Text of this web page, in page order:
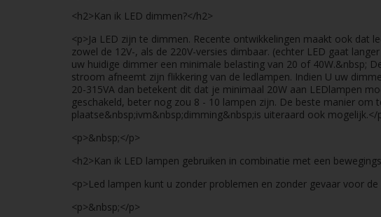
<h2>Kan ik LED dimmen?</h2>
<p>Ja LED zijn te dimmen. Recente ontwikkelingen maakt ook
zowel de 12V-, als de 220V-versies dimbaar. (echter LED gaat
uw huidige dimmer een minimale belasting van 20 of 40W.&nbsp;
stroom afneemt zijn flikkering van de ledlampen. Indien U uw
20-315VA dan betekent dit dat je minimaal 20W aan LEDlampen
geschakeld, beter nog zou 8 - 10 lampen zijn. De beste manier
plaatse&nbsp;ivm&nbsp;dimming&nbsp;is uiteraard ook mogelijk.</
<p>&nbsp;</p>
<h2>Kan ik LED lampen gebruiken in combinatie met een
<p>Led lampen kunt u zonder problemen en zonder gevaar voor
<p>&nbsp;</p>